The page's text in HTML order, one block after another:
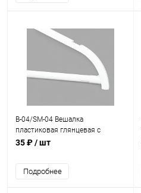
В-04/SM-04 Вешалка
пластиковая глянцевая с
перекладиной L-425 мм
35 ₽/ шт
Подробнее